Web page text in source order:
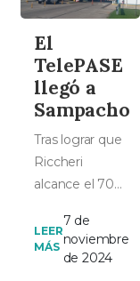
El
TelePASE
llegó a
Sampacho
Tras lograr que
Riccheri
alcance el 70%
TelePASE,
Corredores
LEER
MÁS
7 de
noviembre
de 2024